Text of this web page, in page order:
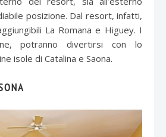
posizione. Dal resort, infatti,
La Romana e Higuey. I
potranno divertirsi con lo
isole di Catalina e Saona.